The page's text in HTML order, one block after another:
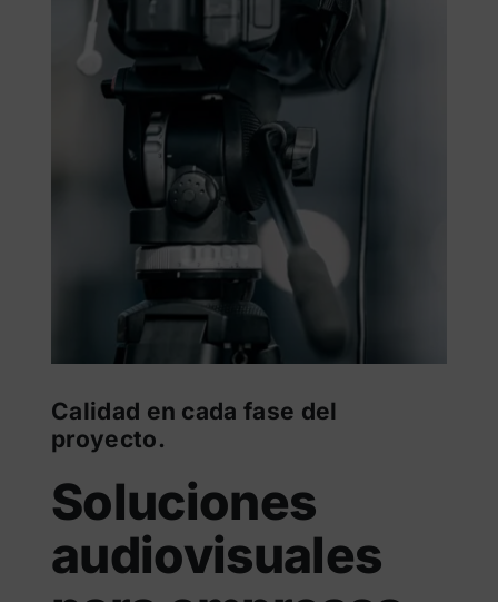
Calidad en cada fase del
proyecto.
Soluciones
audiovisuales